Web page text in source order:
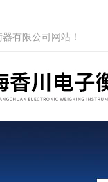
有限公司网站！